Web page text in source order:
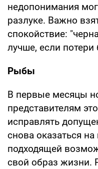
недопонимания
разлуке. Важно
спокойствие:
лучше, если
Рыбы
В первые месяцы
представителям
исправлять
снова оказаться
подходящей
свой образ